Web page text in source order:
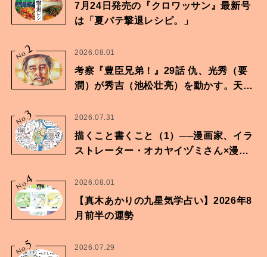
7月24日発売の『クロワッサン』最新号
は「夏バテ撃退レシピ。」
No.2 2026.08.01
考察『豊臣兄弟！』29話 仇、光秀（要
潤）が秀吉（池松壮亮）を動かす。天下
No.3 2026.07.31
描くこと書くこと（1）──漫画家、イラ
ストレーター・オカヤイヅミさん×漫画
No.4 2026.08.01
【真木あかりの九星気学占い】2026年8
月前半の運勢
No.5 2026.07.29